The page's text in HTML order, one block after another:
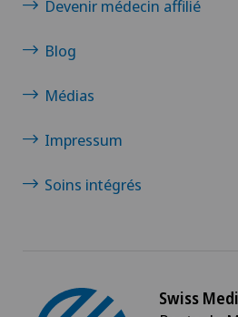
Devenir médecin affilié
Blog
Médias
Impressum
Soins intégrés
Swiss